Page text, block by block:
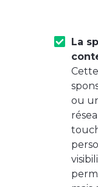
La
ou